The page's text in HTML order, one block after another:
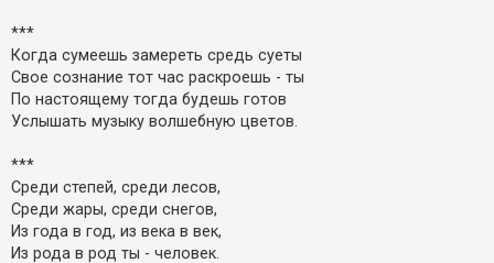
П
о
ш
у
Д
о
п
о
***
Когда сумеешь замереть средь суеты
Свое сознание тот час раскроешь - ты
По настоящему тогда будешь готов
Услышать музыку волшебную цветов.
***
Среди степей, среди лесов,
Среди жары, среди снегов,
Из года в год, из века в век,
Из рода в род ты - человек.